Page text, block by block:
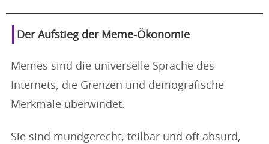
Der Aufstieg der Meme-Ökonomie
Memes sind die universelle Sprache des
Internets, die Grenzen und demografische
Merkmale überwindet.
Sie sind mundgerecht, teilbar und oft absurd,